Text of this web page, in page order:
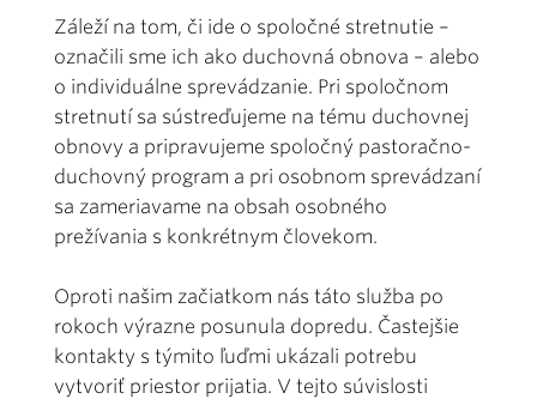
Záleží na tom, či ide o spoločné stretnutie –
označili sme ich ako duchovná obnova – alebo
o individuálne sprevádzanie. Pri spoločnom
stretnutí sa sústreďujeme na tému duchovnej
obnovy a pripravujeme spoločný pastoračno-
duchovný program a pri osobnom sprevádzaní
sa zameriavame na obsah osobného
prežívania s konkrétnym človekom.
Oproti našim začiatkom nás táto služba po
rokoch výrazne posunula dopredu. Častejšie
kontakty s týmito ľuďmi ukázali potrebu
vytvoriť priestor prijatia. V tejto súvislosti